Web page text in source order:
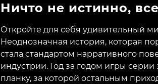
87% 129₽ 66%
Ничто не истинно,
Откройте для себя удивительный
Неоднозначная история, которая
стала стандартом нарративного
индустрии. Год за годом игры
планку, за которой остальным